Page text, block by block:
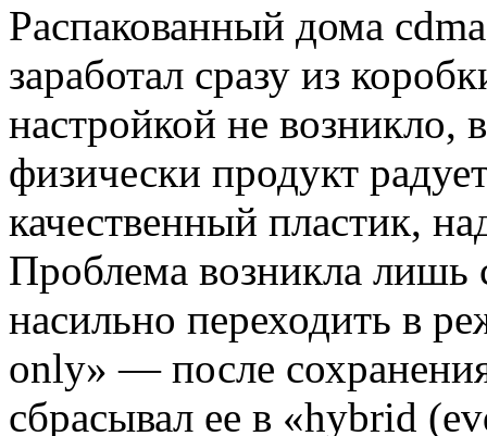
Распакованный дома
заработал сразу из
настройкой не возникло,
физически продукт
качественный пластик,
Проблема возникла лишь
насильно переходить в
only» — после
сбрасывал ее в «hybrid